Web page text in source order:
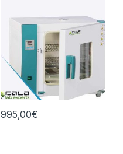
995,00€